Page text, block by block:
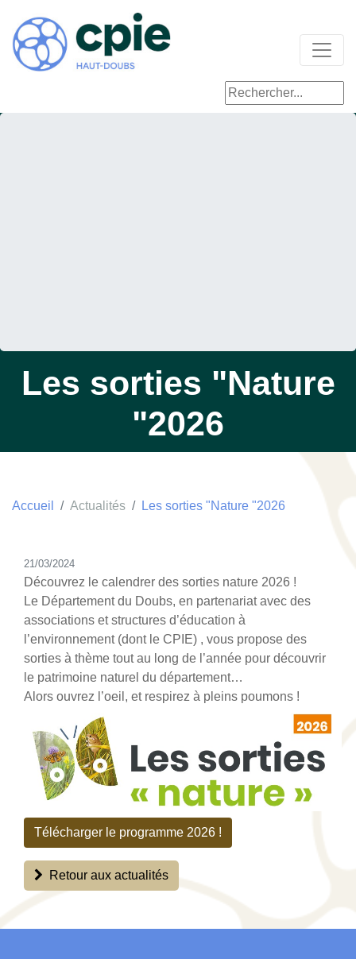
Les sorties "Nature
"2026
Accueil Actualités Les sorties "Nature "2026
21/03/2024
Découvrez le calendrer des sorties nature 2026 !
Le Département du Doubs, en partenariat avec des
associations et structures d’éducation à
l’environnement (dont le CPIE) , vous propose des
sorties à thème tout au long de l’année pour découvrir
le patrimoine naturel du département…
Alors ouvrez l’oeil, et respirez à pleins poumons !
Télécharger le programme 2026 !
Retour aux actualités